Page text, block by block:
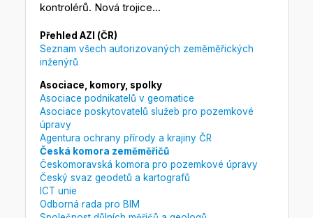
kontrolérů. Nová trojice...
Přehled AZI (ČR)
Seznam všech autorizovaných zeměměřických
inženýrů
Asociace, komory, spolky
Asociace podnikatelů v geomatice
Asociace poskytovatelů služeb pro pozemkové
úpravy
Agentura ochrany přírody a krajiny ČR
Česká komora zeměměřičů
Českomoravská komora pro pozemkové úpravy
Český svaz geodetů a kartografů
ICT unie
Odborná rada pro BIM